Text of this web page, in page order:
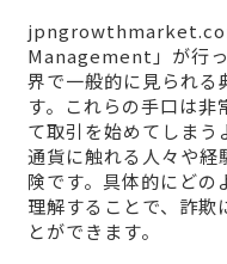
Management」が行
界で一般的に見られる
す。これらの手口は非
て取引を始めてしま
通貨に触れる人々や経
険です。具体的にどの
理解することで、詐欺
とができます。